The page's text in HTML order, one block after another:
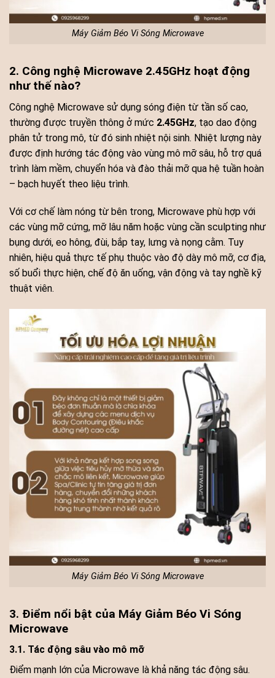
Máy Giảm Béo Vi Sóng Microwave
2. Công nghệ Microwave 2.45GHz hoạt động
như thế nào?
Công nghệ Microwave sử dụng sóng điện từ tần số cao,
thường được truyền thông ở mức 2.45GHz, tạo dao động
phân tử trong mô, từ đó sinh nhiệt nội sinh. Nhiệt lượng này
được định hướng tác động vào vùng mô mỡ sâu, hỗ trợ quá
trình làm mềm, chuyển hóa và đào thải mỡ qua hệ tuần hoàn
– bạch huyết theo liệu trình.
Với cơ chế làm nóng từ bên trong, Microwave phù hợp với
các vùng mỡ cứng, mỡ lâu năm hoặc vùng cần sculpting như
bụng dưới, eo hông, đùi, bắp tay, lưng và nọng cằm. Tuy
nhiên, hiệu quả thực tế phụ thuộc vào độ dày mô mỡ, cơ địa,
số buổi thực hiện, chế độ ăn uống, vận động và tay nghề kỹ
thuật viên.
Máy Giảm Béo Vi Sóng Microwave
3. Điểm nổi bật của Máy Giảm Béo Vi Sóng
Microwave
3.1. Tác động sâu vào mô mỡ
Điểm mạnh lớn của Microwave là khả năng tác động sâu.